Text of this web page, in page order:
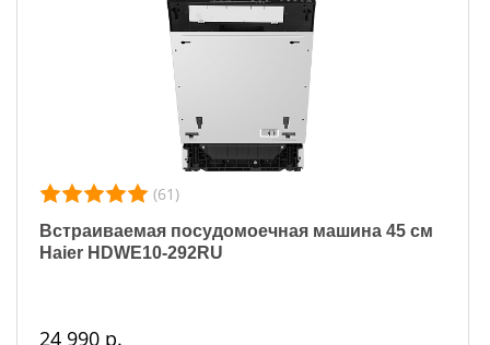
(61)
Встраиваемая посудомоечная машина 45 см
Haier HDWE10-292RU
24 990 р.